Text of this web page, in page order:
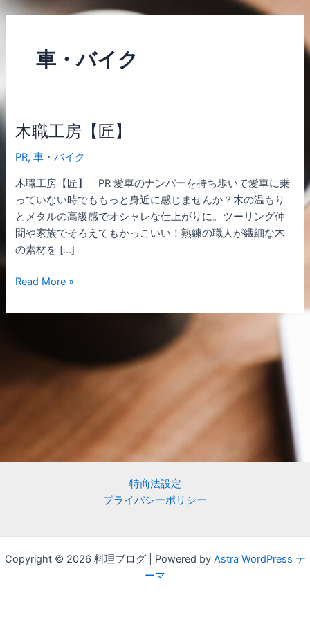
内
プ
車・バイク
木職工房【匠】
PR,車・バイク
木職工房【匠】 PR 愛車のナンバーを持ち歩いて愛車に乗
っていない時でももっと身近に感じませんか？木の温もり
とメタルの高級感でオシャレな仕上がりに。ツーリング仲
間や家族でそろえてもかっこいい！熟練の職人が繊細な木
の素材を […]
木
工
房
【匠】
Read More »
特商法設定
プライバシーポリシー
Copyright © 2026 料理ブログ | Powered by Astra WordPress テ
ーマ